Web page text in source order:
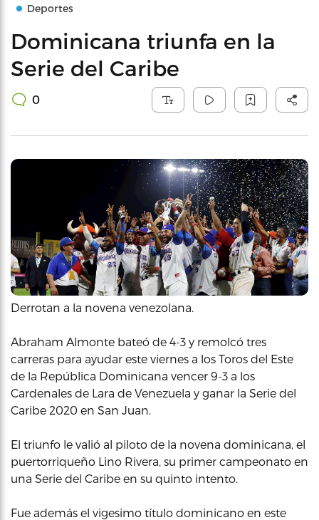
Deportes
Dominicana triunfa en la
Serie del Caribe
0
Derrotan a la novena venezolana.
Abraham Almonte bateó de 4-3 y remolcó tres
carreras para ayudar este viernes a los Toros del Este
de la República Dominicana vencer 9-3 a los
Cardenales de Lara de Venezuela y ganar la Serie del
Caribe 2020 en San Juan.
El triunfo le valió al piloto de la novena dominicana, el
puertorriqueño Lino Rivera, su primer campeonato en
una Serie del Caribe en su quinto intento.
Fue además el vigesimo título dominicano en este